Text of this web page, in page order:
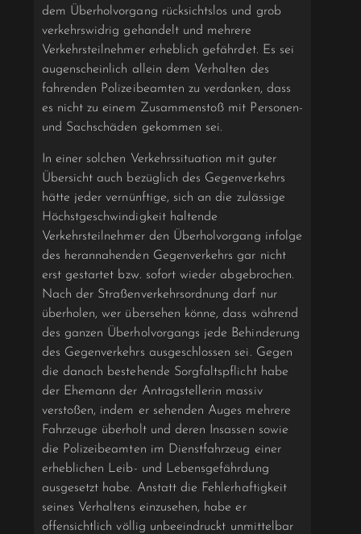
dem Überholvorgang rücksichtslos und grob
verkehrswidrig gehandelt und mehrere
Verkehrsteilnehmer erheblich gefährdet. Es sei
augenscheinlich allein dem Verhalten des
fahrenden Polizeibeamten zu verdanken, dass
es nicht zu einem Zusammenstoß mit Personen-
und Sachschäden gekommen sei.
In einer solchen Verkehrssituation mit guter
Übersicht auch bezüglich des Gegenverkehrs
hätte jeder vernünftige, sich an die zulässige
Höchstgeschwindigkeit haltende
Verkehrsteilnehmer den Überholvorgang infolge
des herannahenden Gegenverkehrs gar nicht
erst gestartet bzw. sofort wieder abgebrochen.
Nach der Straßenverkehrsordnung darf nur
überholen, wer übersehen könne, dass während
des ganzen Überholvorgangs jede Behinderung
des Gegenverkehrs ausgeschlossen sei. Gegen
die danach bestehende Sorgfaltspflicht habe
der Ehemann der Antragstellerin massiv
verstoßen, indem er sehenden Auges mehrere
Fahrzeuge überholt und deren Insassen sowie
die Polizeibeamten im Dienstfahrzeug einer
erheblichen Leib- und Lebensgefährdung
ausgesetzt habe. Anstatt die Fehlerhaftigkeit
seines Verhaltens einzusehen, habe er
offensichtlich völlig unbeeindruckt unmittelbar